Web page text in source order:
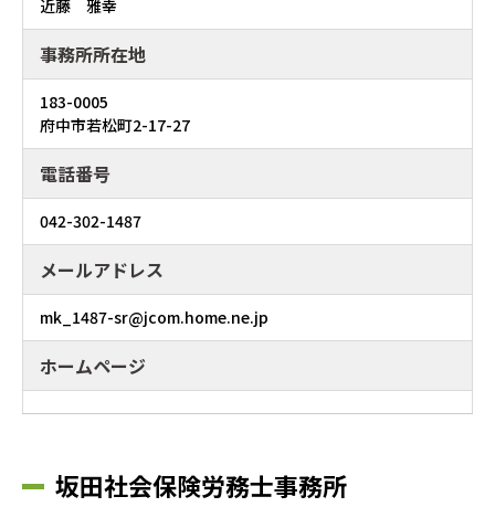
近藤 雅幸
事務所所在地
183-0005
府中市若松町2-17-27
電話番号
042-302-1487
メールアドレス
mk_1487-sr@jcom.home.ne.jp
ホームページ
坂田社会保険労務士事務所